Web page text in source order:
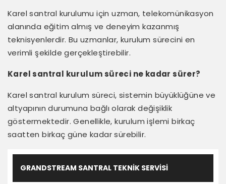
Karel santral kurulumu için uzman, telekomünikasyon
alanında eğitim almış ve deneyim kazanmış
teknisyenlerdir. Bu uzmanlar, kurulum sürecini en
verimli şekilde gerçekleştirebilir.
Karel santral kurulum süreci ne kadar sürer?
Karel santral kurulum süreci, sistemin büyüklüğüne ve
altyapının durumuna bağlı olarak değişiklik
göstermektedir. Genellikle, kurulum işlemi birkaç
saatten birkaç güne kadar sürebilir.
GRANDSTREAM SANTRAL TEKNIK SERVISI